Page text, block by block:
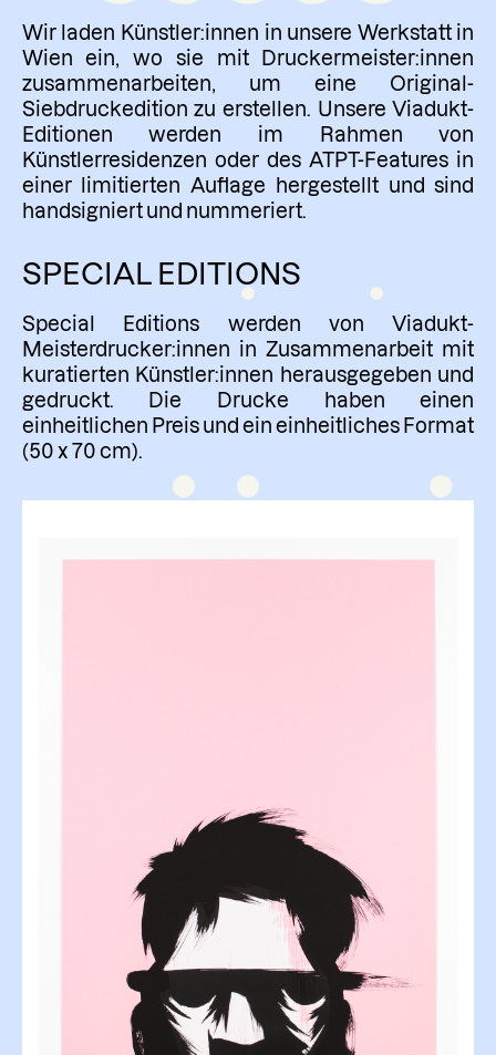
Wir laden Künstler:innen in unsere Werkstatt in
Wien ein, wo sie mit Druckermeister:innen
zusammenarbeiten, um eine Original-
Siebdruckedition zu erstellen. Unsere Viadukt-
Editionen werden im Rahmen von
Künstlerresidenzen oder des ATPT-Features in
einer limitierten Auflage hergestellt und sind
handsigniert und nummeriert.
SPECIAL EDITIONS
Special Editions werden von Viadukt-
Meisterdrucker:innen in Zusammenarbeit mit
kuratierten Künstler:innen herausgegeben und
gedruckt. Die Drucke haben einen
einheitlichen Preis und ein einheitliches Format
(50 x 70 cm).